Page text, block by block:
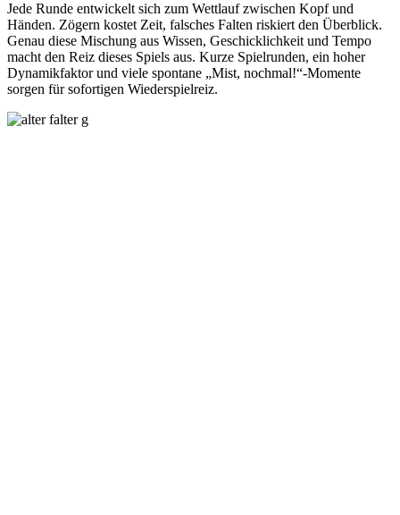
Jede Runde entwickelt sich zum Wettlauf zwischen Kopf und
Händen. Zögern kostet Zeit, falsches Falten riskiert den Überblick.
Genau diese Mischung aus Wissen, Geschicklichkeit und Tempo
macht den Reiz dieses Spiels aus. Kurze Spielrunden, ein hoher
Dynamikfaktor und viele spontane „Mist, nochmal!“-Momente
sorgen für sofortigen Wiederspielreiz.